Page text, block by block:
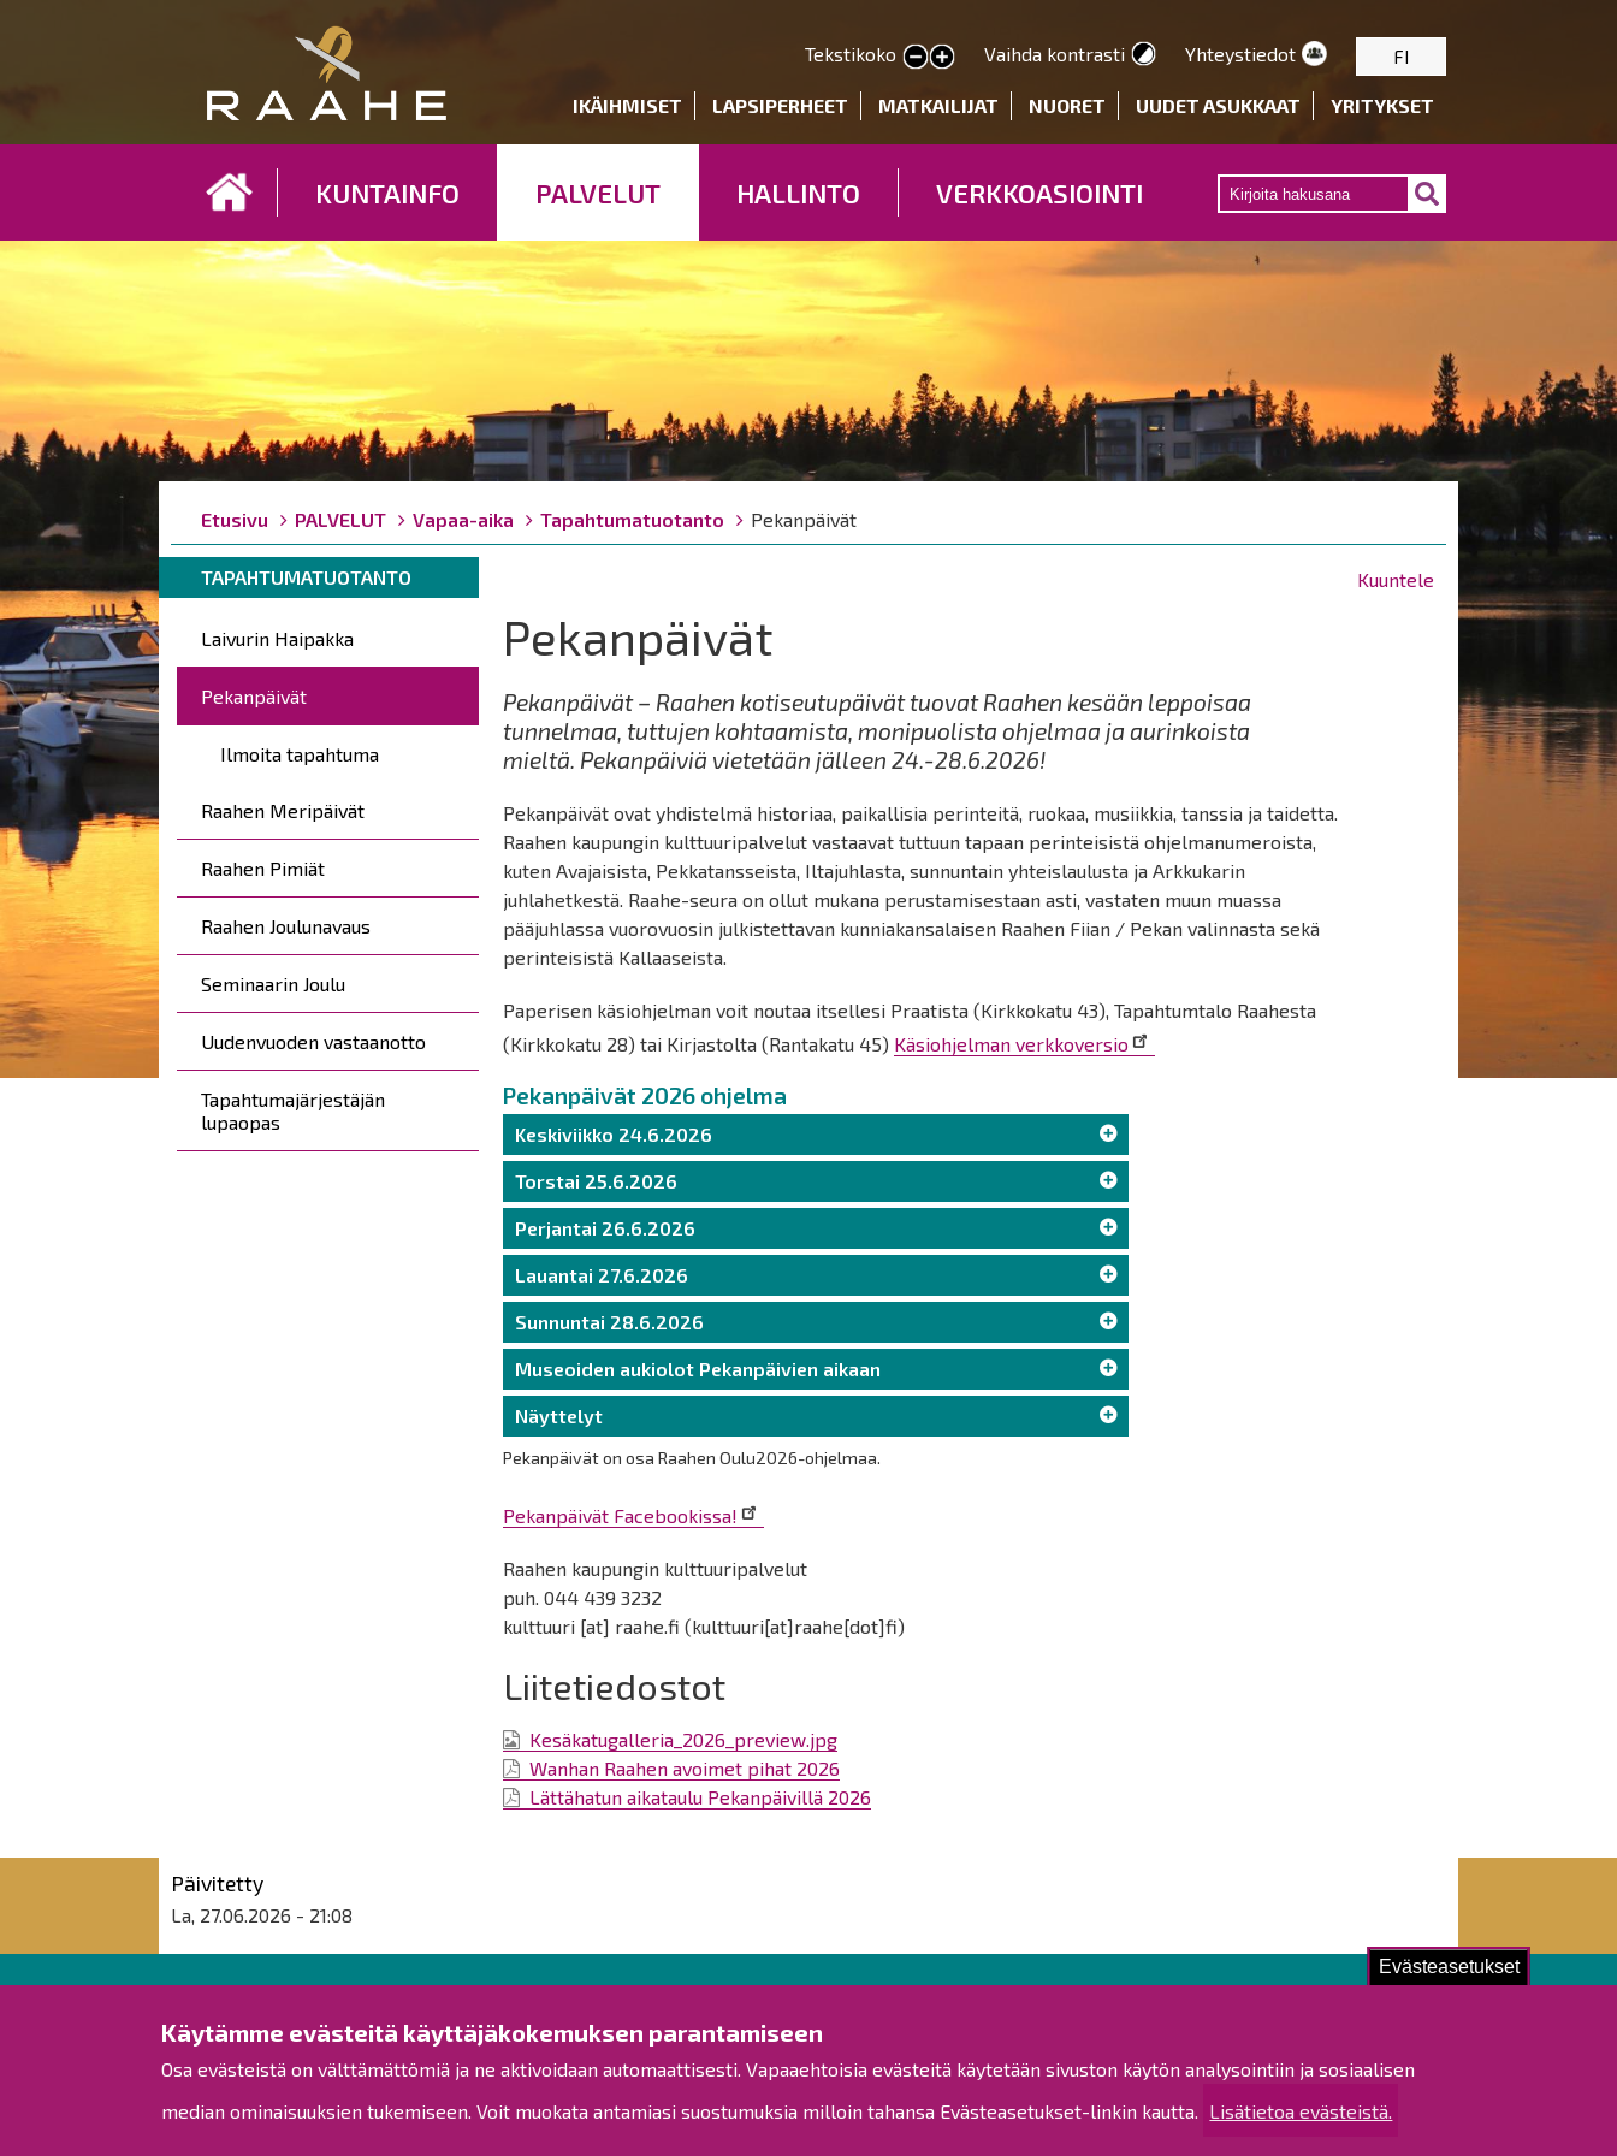
Evästeasetukset
Käytämme evästeitä käyttäjäkokemuksen parantamiseen
Osa evästeistä on välttämättömiä ja ne aktivoidaan automaattisesti. Vapaaehtoisia evästeitä käytetään sivuston käytön analysointiin ja sosiaalisen
median ominaisuuksien tukemiseen. Voit muokata antamiasi suostumuksia milloin tahansa Evästeasetukset-linkin kautta.
Lisätietoa evästeistä.
pääsisältöön
Tekstikoko
Pienennä tekstin kokoa
Suurenna tekstin kokoa Vaihda kontrasti Yhteystiedot FI
Kohderyhmät
IKÄIHMISET LAPSIPERHEET MATKAILIJAT NUORET UUDET ASUKKAAT YRITYKSET
KUNTAINFO PALVELUT HALLINTO VERKKOASIOINTI
Breadcrumbs
You
are
here:
Etusivu PALVELUT Vapaa-aika Tapahtumatuotanto Pekanpäivät
Breadcrumbs
are
here:
TAPAHTUMATUOTANTO Kuuntele
Päävalikko
Laivurin Haipakka
Pekanpäivät
Ilmoita tapahtuma
Raahen Meripäivät
Raahen Pimiät
Raahen Joulunavaus
Seminaarin Joulu
Uudenvuoden vastaanotto
Tapahtumajärjestäjän
lupaopas
Pekanpäivät
Pekanpäivät – Raahen kotiseutupäivät tuovat Raahen kesään leppoisaa
tunnelmaa, tuttujen kohtaamista, monipuolista ohjelmaa ja aurinkoista
mieltä. Pekanpäiviä vietetään jälleen 24.-28.6.2026!
Pekanpäivät ovat yhdistelmä historiaa, paikallisia perinteitä, ruokaa, musiikkia, tanssia ja taidetta.
Raahen kaupungin kulttuuripalvelut vastaavat tuttuun tapaan perinteisistä ohjelmanumeroista,
kuten Avajaisista, Pekkatansseista, Iltajuhlasta, sunnuntain yhteislaulusta ja Arkkukarin
juhlahetkestä. Raahe-seura on ollut mukana perustamisestaan asti, vastaten muun muassa
pääjuhlassa vuorovuosin julkistettavan kunniakansalaisen Raahen Fiian / Pekan valinnasta sekä
perinteisistä Kallaaseista.
Paperisen käsiohjelman voit noutaa itsellesi Praatista (Kirkkokatu 43), Tapahtumtalo Raahesta
(Kirkkokatu 28) tai Kirjastolta (Rantakatu 45) Käsiohjelman verkkoversio
Pekanpäivät 2026 ohjelma
Keskiviikko 24.6.2026
Torstai 25.6.2026
Perjantai 26.6.2026
Lauantai 27.6.2026
Sunnuntai 28.6.2026
Museoiden aukiolot Pekanpäivien aikaan
Näyttelyt
Pekanpäivät on osa Raahen Oulu2026-ohjelmaa.
Pekanpäivät Facebookissa!
Raahen kaupungin kulttuuripalvelut
puh. 044 439 3232
kulttuuri [at] raahe.fi (kulttuuri[at]raahe[dot]fi)
Liitetiedostot
Kesäkatugalleria_2026_preview.jpg
Wanhan Raahen avoimet pihat 2026
Lättähatun aikataulu Pekanpäivillä 2026
Päivitetty
La, 27.06.2026 - 21:08
Raahen kaupunki
Rantakatu 50
92100 Raahe
Ota yhteyttä!
Yleinen palaute
Toimipisteet
Esityslistat ja pöytäkirjat
Viranhaltijapäätökset